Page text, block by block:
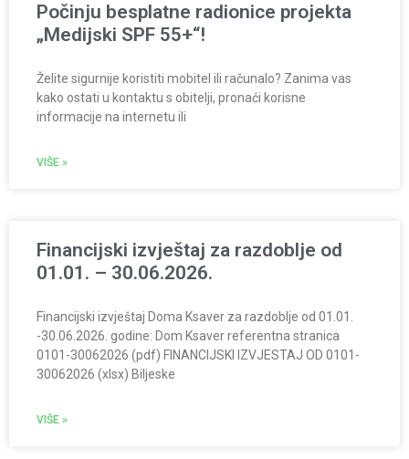
Počinju besplatne radionice projekta
„Medijski SPF 55+“!
Želite sigurnije koristiti mobitel ili računalo? Zanima vas
kako ostati u kontaktu s obitelji, pronaći korisne
informacije na internetu ili
VIŠE »
Financijski izvještaj za razdoblje od
01.01. – 30.06.2026.
Financijski izvještaj Doma Ksaver za razdoblje od 01.01.
-30.06.2026. godine: Dom Ksaver referentna stranica
0101-30062026 (pdf) FINANCIJSKI IZVJESTAJ OD 0101-
30062026 (xlsx) Biljeske
VIŠE »